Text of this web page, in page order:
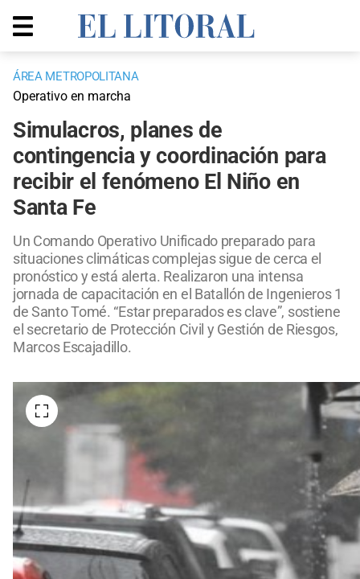
ÁREA METROPOLITANA
Operativo en marcha
Simulacros, planes de
contingencia y coordinación para
recibir el fenómeno El Niño en
Santa Fe
Un Comando Operativo Unificado preparado para
situaciones climáticas complejas sigue de cerca el
pronóstico y está alerta. Realizaron una intensa
jornada de capacitación en el Batallón de Ingenieros 1
de Santo Tomé. “Estar preparados es clave”, sostiene
el secretario de Protección Civil y Gestión de Riesgos,
Marcos Escajadillo.